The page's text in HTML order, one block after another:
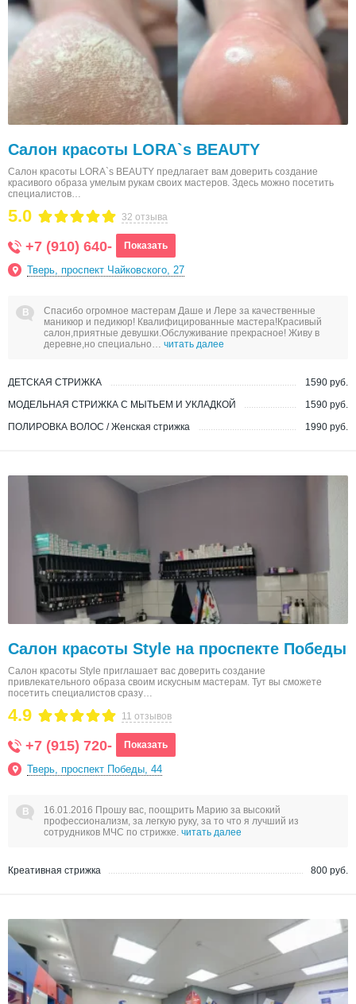
Салон красоты LORA`s BEAUTY
Салон красоты LORA`s BEAUTY предлагает вам доверить создание
красивого образа умелым рукам своих мастеров. Здесь можно посетить
специалистов…
32 отзыва
5.0
+7 (910) 640- Показать
Тверь, проспект Чайковского, 27
Спасибо огромное мастерам Даше и Лере за качественные
маникюр и педикюр! Квалифицированные мастера!Красивый
салон,приятные девушки.Обслуживание прекрасное! Живу в
деревне,но специально… читать далее
ДЕТСКАЯ СТРИЖКА
1590 руб.
МОДЕЛЬНАЯ СТРИЖКА С МЫТЬЕМ И УКЛАДКОЙ
1590 руб.
ПОЛИРОВКА ВОЛОС / Женская стрижка
1990 руб.
Салон красоты Style на проспекте Победы
Салон красоты Style приглашает вас доверить создание
привлекательного образа своим искусным мастерам. Тут вы сможете
посетить специалистов сразу…
11 отзывов
4.9
+7 (915) 720- Показать
Тверь, проспект Победы, 44
16.01.2016 Прошу вас, поощрить Марию за высокий
профессионализм, за легкую руку, за то что я лучший из
сотрудников МЧС по стрижке. читать далее
Креативная стрижка 800 руб.